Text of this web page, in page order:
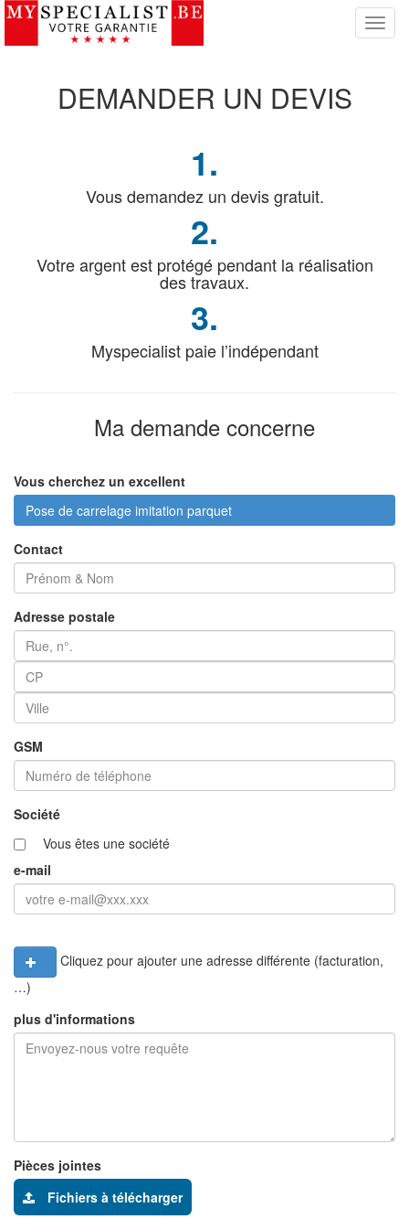
S
w
DEMANDER UN DEVIS
1.
Vous demandez un devis gratuit.
2.
Votre argent est protégé pendant la réalisation
des travaux.
3.
Myspecialist paie l’indépendant
Ma demande concerne
Vous cherchez un excellent
Pose de carrelage imitation parquet
Contact
Adresse postale
GSM
Société
Vous êtes une société
e-mail
Cliquez pour ajouter une adresse différente (facturation,
…)
plus d'informations
Pièces jointes
Fichiers à télécharger